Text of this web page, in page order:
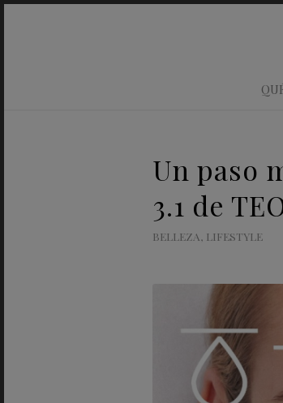
Un paso
3.1 de
BELLEZA, LIFESTYLE